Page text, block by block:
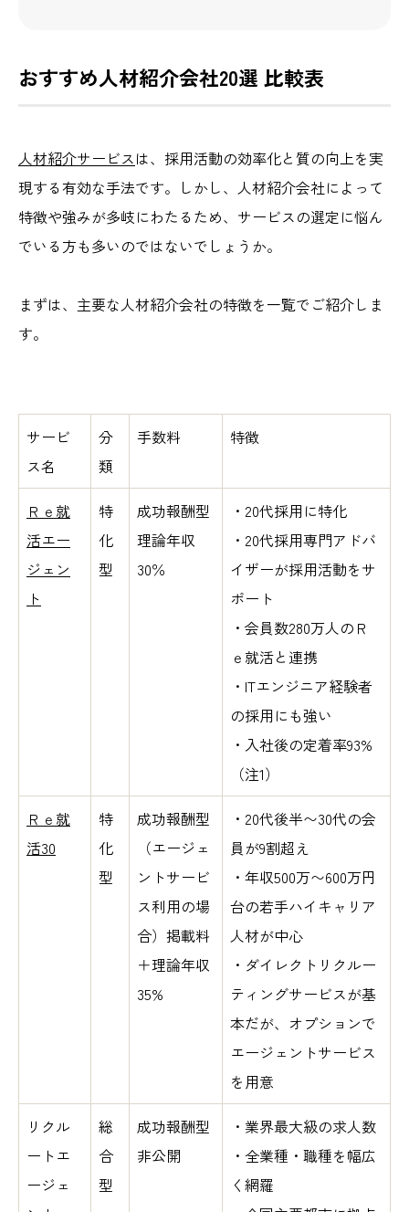
おすすめ人材紹介会社20選 比較表
人材紹介サービスは、採用活動の効率化と質の向上を実
現する有効な手法です。しかし、人材紹介会社によって
特徴や強みが多岐にわたるため、サービスの選定に悩ん
でいる方も多いのではないでしょうか。
まずは、主要な人材紹介会社の特徴を一覧でご紹介しま
す。
サービ
ス名
分
類
手数料 特徴
Ｒｅ就
活エー
ジェン
ト
特
化
型
成功報酬型
理論年収
30％
・20代採用に特化
・20代採用専門アドバ
イザーが採用活動をサ
ポート
・会員数280万人のＲ
ｅ就活と連携
・ITエンジニア経験者
の採用にも強い
・入社後の定着率93%
（注1）
Ｒｅ就
活30
特
化
型
成功報酬型
（エージェ
ントサービ
ス利用の場
合）掲載料
＋理論年収
35%
・20代後半〜30代の会
員が9割超え
・年収500万〜600万円
台の若手ハイキャリア
人材が中心
・ダイレクトリクルー
ティングサービスが基
本だが、オプションで
エージェントサービス
を用意
リクル
ートエ
ージェ
総
合
型
成功報酬型
非公開
・業界最大級の求人数
・全業種・職種を幅広
く網羅